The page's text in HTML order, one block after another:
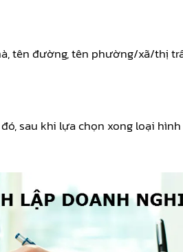
tên đường, tên phường/xã/thị
sau khi lựa chọn xong loại